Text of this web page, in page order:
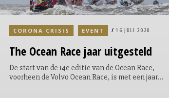
The Ocean Race jaar uitgesteld
De start van de 14e editie van de Ocean Race,
voorheen de Volvo Ocean Race, is met een jaar
CORONA CRISIS EVENT 16 JULI 2020